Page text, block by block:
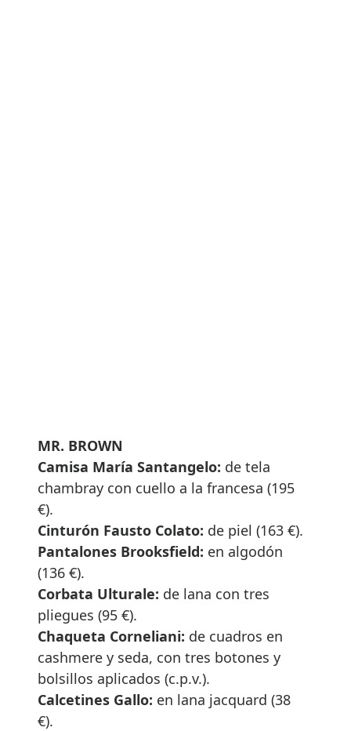
MR. BROWN
Camisa María Santangelo: de tela
chambray con cuello a la francesa (195
€).
Cinturón Fausto Colato: de piel (163 €).
Pantalones Brooksfield: en algodón
(136 €).
Corbata Ulturale: de lana con tres
pliegues (95 €).
Chaqueta Corneliani: de cuadros en
cashmere y seda, con tres botones y
bolsillos aplicados (c.p.v.).
Calcetines Gallo: en lana jacquard (38
€).